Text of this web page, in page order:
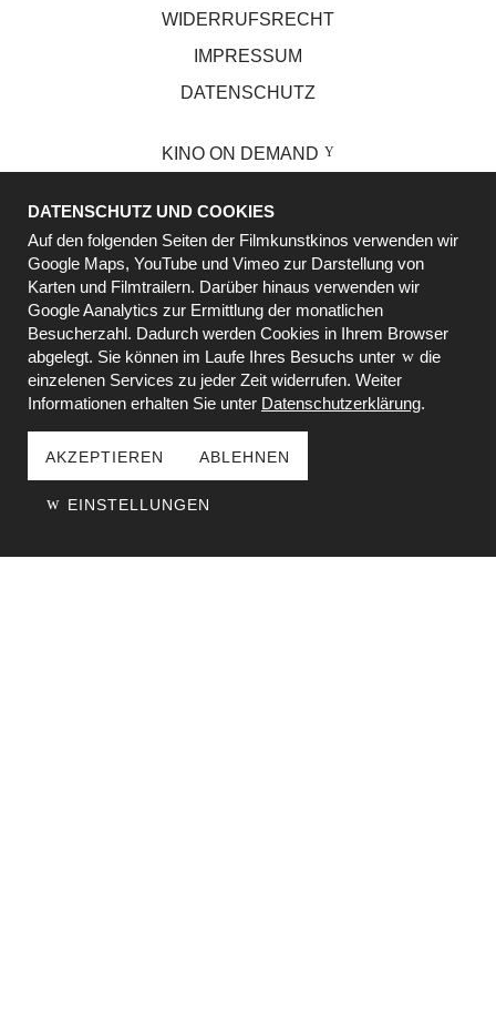
WIDERRUFSRECHT
IMPRESSUM
DATENSCHUTZ
KINO ON DEMAND
BIOGRAPH
PROGRAMMKINO
GILDE KINOFINDER
FSK.DE
IHRE WERBUNG IM KINO
BESTELLUNG WIDERRUFEN
DATENSCHUTZ UND COOKIES
Auf den folgenden Seiten der Filmkunstkinos verwenden wir
Google Maps, YouTube und Vimeo zur Darstellung von
Karten und Filmtrailern. Darüber hinaus verwenden wir
Google Aanalytics zur Ermittlung der monatlichen
Besucherzahl. Dadurch werden Cookies in Ihrem Browser
abgelegt. Sie können im Laufe Ihres Besuchs unter
die
einzelenen Services zu jeder Zeit widerrufen. Weiter
Informationen erhalten Sie unter Datenschutzerklärung.
AKZEPTIEREN ABLEHNEN
EINSTELLUNGEN